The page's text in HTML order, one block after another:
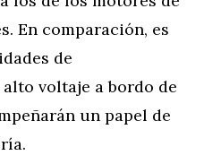
En comparación, es
de
voltaje a bordo de
un papel de